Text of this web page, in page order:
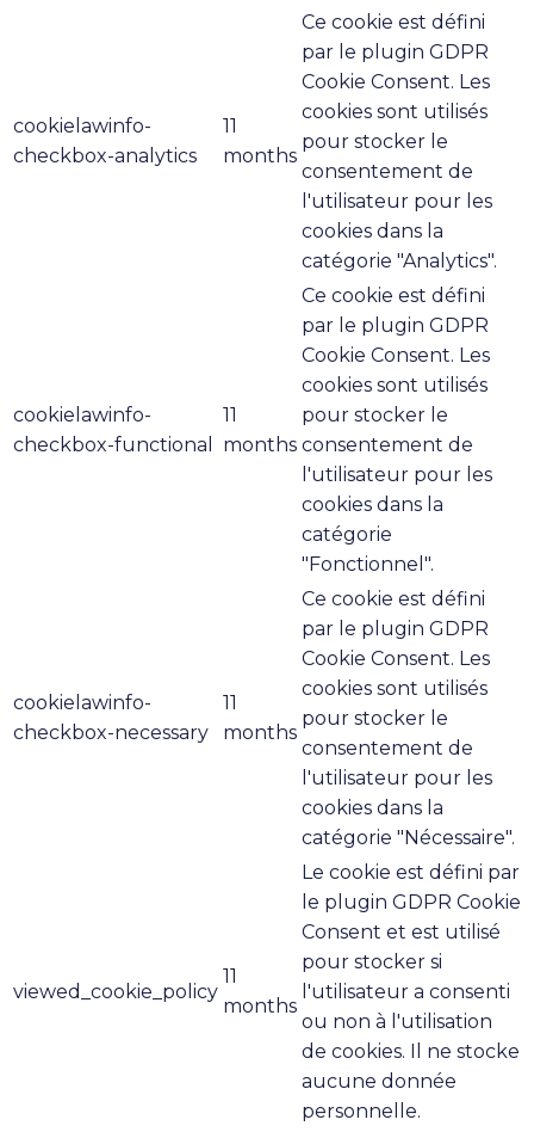
cookielawinfo-
checkbox-analytics
11
months
Ce cookie est défini
par le plugin GDPR
Cookie Consent. Les
cookies sont utilisés
pour stocker le
consentement de
l'utilisateur pour les
cookies dans la
catégorie "Analytics".
cookielawinfo-
checkbox-functional
11
months
Ce cookie est défini
par le plugin GDPR
Cookie Consent. Les
cookies sont utilisés
pour stocker le
consentement de
l'utilisateur pour les
cookies dans la
catégorie
"Fonctionnel".
cookielawinfo-
checkbox-necessary
11
months
Ce cookie est défini
par le plugin GDPR
Cookie Consent. Les
cookies sont utilisés
pour stocker le
consentement de
l'utilisateur pour les
cookies dans la
catégorie "Nécessaire".
viewed_cookie_policy
11
months
Le cookie est défini par
le plugin GDPR Cookie
Consent et est utilisé
pour stocker si
l'utilisateur a consenti
ou non à l'utilisation
de cookies. Il ne stocke
aucune donnée
personnelle.